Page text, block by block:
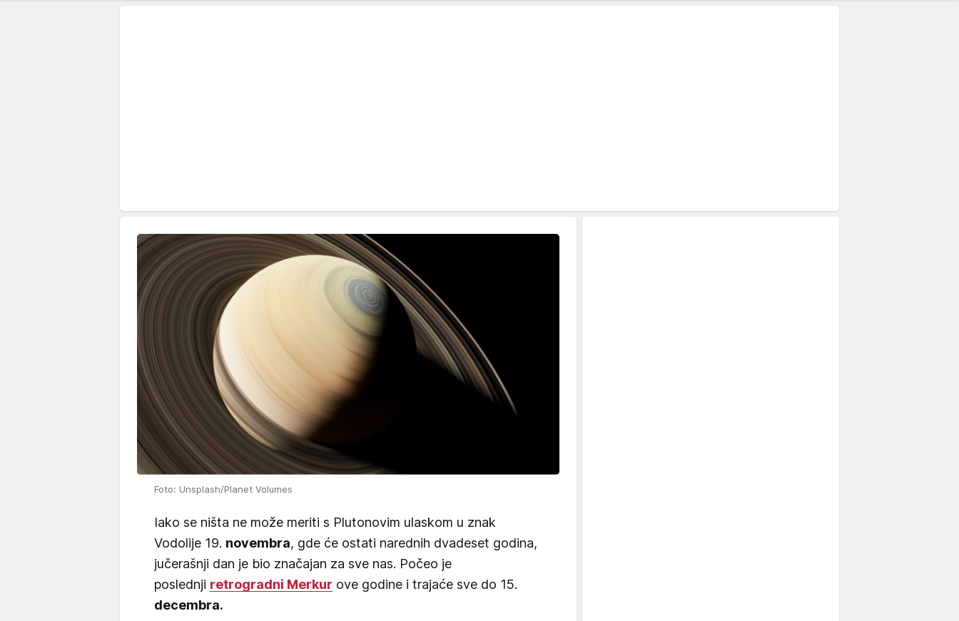
Foto: Unsplash/Planet Volumes
Iako se ništa ne može meriti s Plutonovim ulaskom u znak
Vodolije 19. novembra, gde će ostati narednih dvadeset godina,
jučerašnji dan je bio značajan za sve nas. Počeo je
poslednji retrogradni Merkur ove godine i trajaće sve do 15.
decembra.